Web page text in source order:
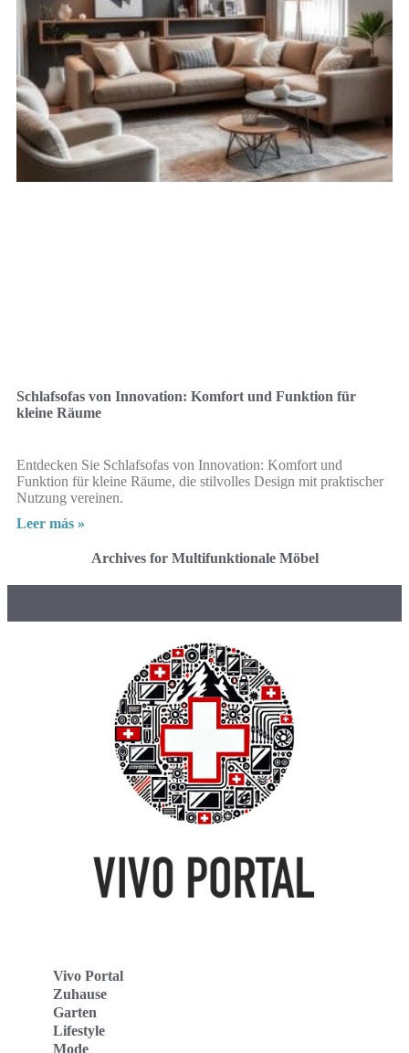
Schlafsofas von Innovation: Komfort und Funktion für
kleine Räume
Entdecken Sie Schlafsofas von Innovation: Komfort und
Funktion für kleine Räume, die stilvolles Design mit praktischer
Nutzung vereinen.
Leer más »
Archives for Multifunktionale Möbel
Vivo Portal
Zuhause
Garten
Lifestyle
Mode